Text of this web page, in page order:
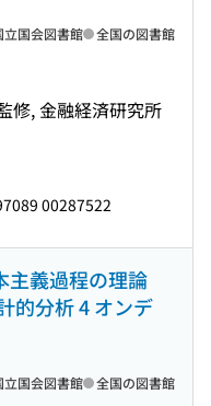
修, 金融経済研究所
立国会図書館 全国の図書館
00287522
主義過程の理論
的分析 4 オンデ
立国会図書館 全国の図書館